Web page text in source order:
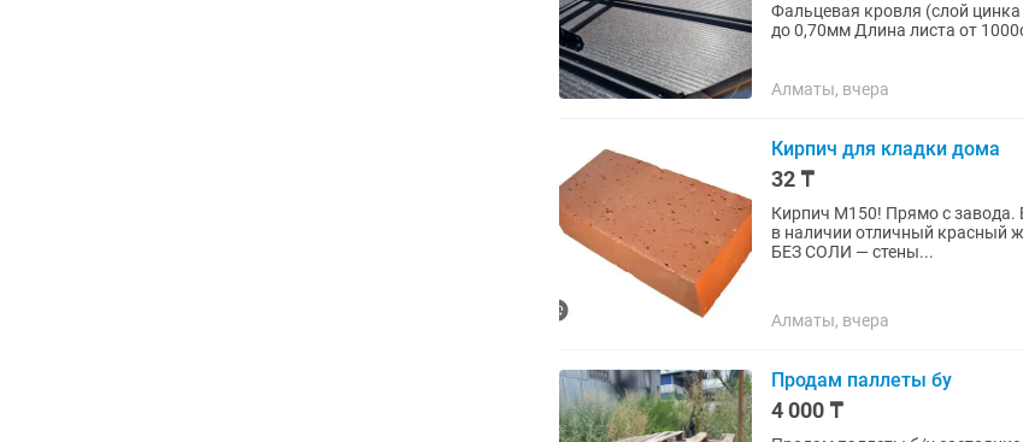
Фальцевая кровля (слой
до 0,70мм Длина листа от
Алматы, вчера
Кирпич для кладки дома
32 ₸
Кирпич М150! Прямо с завода.
в наличии отличный красный
БЕЗ СОЛИ — стены...
Алматы, вчера
Продам паллеты бу
4 000 ₸